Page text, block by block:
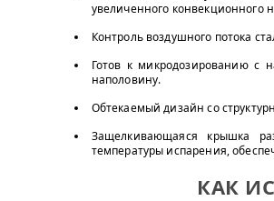
увеличенного
Контроль воздушного потока
Готов к микродозированию с
наполовину.
Обтекаемый дизайн со
Защелкивающаяся крышка
температуры испарения,
КАК